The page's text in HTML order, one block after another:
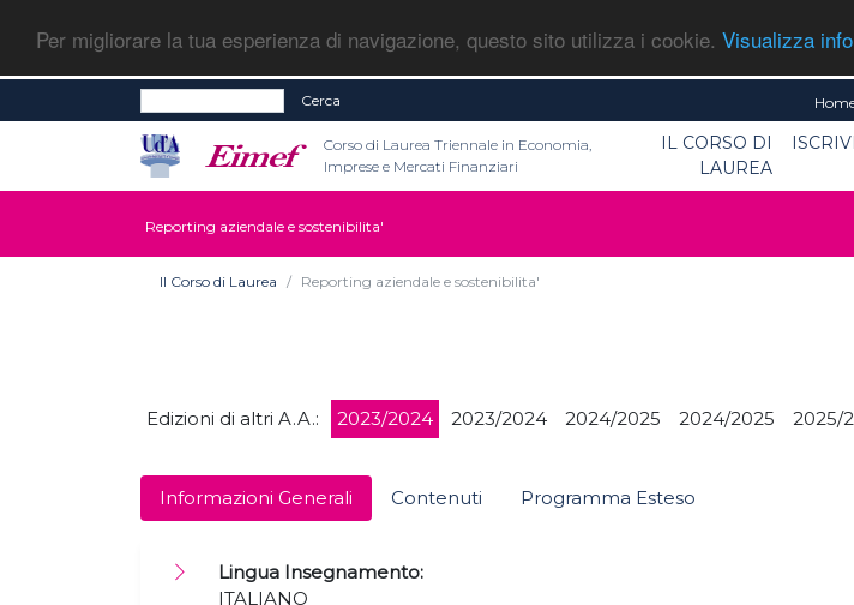
Per migliorare la tua esperienza di navigazione, questo sito utilizza i cookie. Visualizza
Cerca
Corso di Laurea Triennale in Economia,
Imprese e Mercati Finanziari
IL CORSO DI
LAUREA
Reporting aziendale e sostenibilita'
Il Corso di Laurea Reporting aziendale e sostenibilita'
Edizioni di altri A.A.: 2023/2024 2023/2024 2024/2025 2024/2025 2025/
Informazioni Generali Contenuti Programma Esteso
Lingua Insegnamento:
ITALIANO